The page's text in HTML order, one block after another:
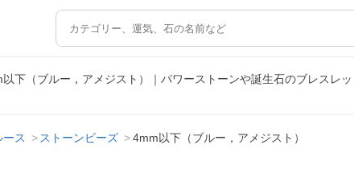
下（ブルー，アメジスト）｜パワーストーンや誕生石のブレスレ
ース ストーンビーズ 4mm以下（ブルー，アメジスト）